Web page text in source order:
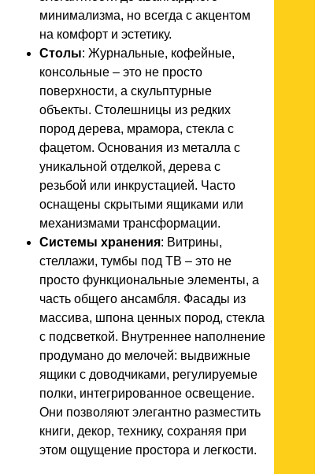
минимализма, но всегда с акцентом
на комфорт и эстетику.
Столы: Журнальные, кофейные,
консольные – это не просто
поверхности, а скульптурные
объекты. Столешницы из редких
пород дерева, мрамора, стекла с
фацетом. Основания из металла с
уникальной отделкой, дерева с
резьбой или инкрустацией. Часто
оснащены скрытыми ящиками или
механизмами трансформации.
Системы хранения: Витрины,
стеллажи, тумбы под ТВ – это не
просто функциональные элементы, а
часть общего ансамбля. Фасады из
массива, шпона ценных пород, стекла
с подсветкой. Внутреннее наполнение
продумано до мелочей: выдвижные
ящики с доводчиками, регулируемые
полки, интегрированное освещение.
Они позволяют элегантно разместить
книги, декор, технику, сохраняя при
этом ощущение простора и легкости.